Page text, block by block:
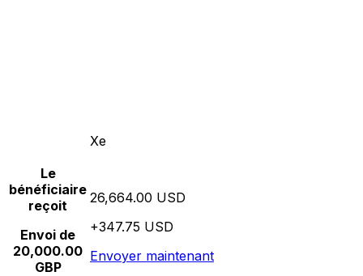
Xe
Le
bénéficiaire
reçoit
Envoi de
20,000.00
GBP
26,664.00 USD
+347.75 USD
Envoyer maintenant